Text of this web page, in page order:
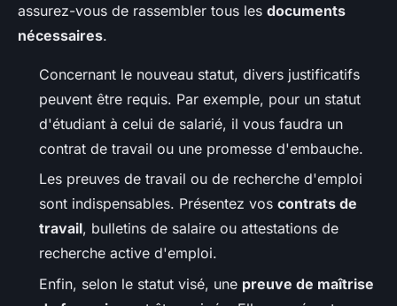
assurez-vous de rassembler tous les documents
nécessaires.
Concernant le nouveau statut, divers justificatifs
peuvent être requis. Par exemple, pour un statut
d'étudiant à celui de salarié, il vous faudra un
contrat de travail ou une promesse d'embauche.
Les preuves de travail ou de recherche d'emploi
sont indispensables. Présentez vos contrats de
travail, bulletins de salaire ou attestations de
recherche active d'emploi.
Enfin, selon le statut visé, une preuve de maîtrise